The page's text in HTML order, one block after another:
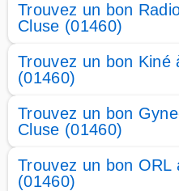
Trouvez un bon
Cluse (01460)
Trouvez un bon Kiné
(01460)
Trouvez un bon
Cluse (01460)
Trouvez un bon ORL
(01460)